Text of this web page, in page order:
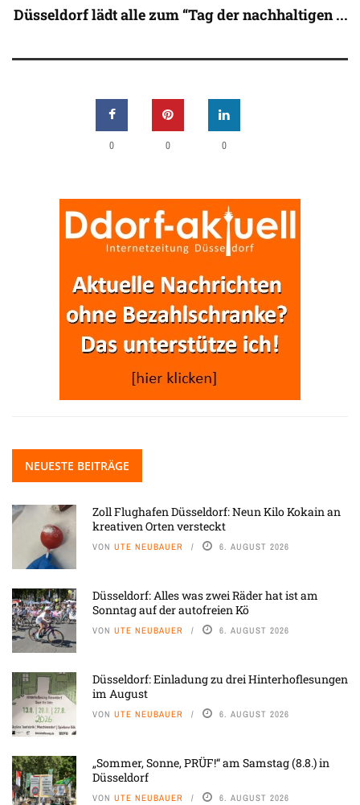
Düsseldorf lädt alle zum “Tag der nachhaltigen ...
0 0 0
NEUESTE BEITRÄGE
Zoll Flughafen Düsseldorf: Neun Kilo Kokain an
kreativen Orten versteckt
VON UTE NEUBAUER 6. AUGUST 2026
Düsseldorf: Alles was zwei Räder hat ist am
Sonntag auf der autofreien Kö
VON UTE NEUBAUER 6. AUGUST 2026
Düsseldorf: Einladung zu drei Hinterhoflesungen
im August
VON UTE NEUBAUER 6. AUGUST 2026
„Sommer, Sonne, PRÜF!“ am Samstag (8.8.) in
Düsseldorf
VON UTE NEUBAUER 6. AUGUST 2026